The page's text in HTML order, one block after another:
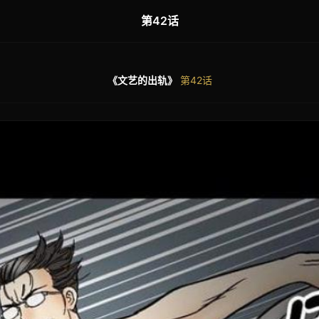
第42话
《文艺的出轨》 第42话